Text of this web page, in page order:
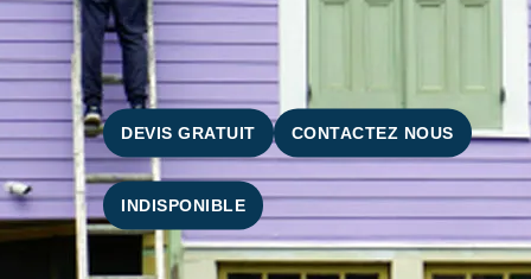
DEVIS GRATUIT CONTACTEZ NOUS
INDISPONIBLE